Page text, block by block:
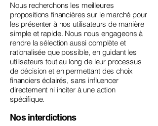
Nous recherchons les meilleures
propositions financières sur le marché pour
les présenter à nos utilisateurs de manière
simple et rapide. Nous nous engageons à
rendre la sélection aussi complète et
rationalisée que possible, en guidant les
utilisateurs tout au long de leur processus
de décision et en permettant des choix
financiers éclairés, sans influencer
directement ni inciter à une action
spécifique.
Nos interdictions